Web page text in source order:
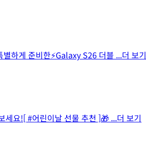
하게 준비한⚡Galaxy S26 더블 ...더 보기
세요![ #어린이날 선물 추천 ]🎁 ...더 보기